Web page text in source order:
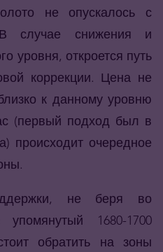
не опускалось с
случае снижения и
уровня, откроется путь
коррекции. Цена не
к данному уровню
(первый подход был в
происходит очередное
не беря во
1680-1700
обратить на зоны